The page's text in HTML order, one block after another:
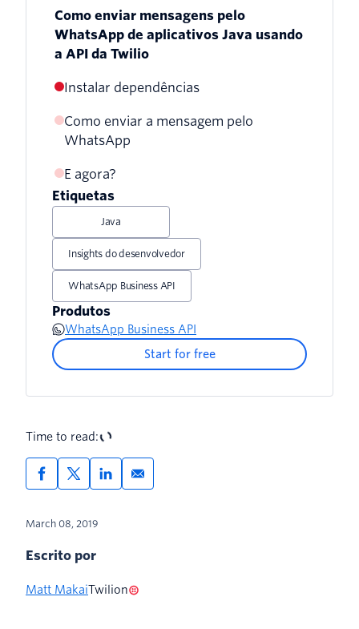
Como enviar mensagens pelo
WhatsApp de aplicativos Java usando
a API da Twilio
Instalar dependências
Como enviar a mensagem pelo
WhatsApp
E agora?
Etiquetas
Java
Insights do desenvolvedor
WhatsApp Business API
Produtos
WhatsApp Business API
Start for free
Time to read:
March 08, 2019
Escrito por
Matt MakaiTwilion